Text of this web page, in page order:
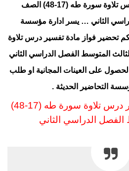
تحضير فواز مادة تفسير درس تلاوة سورة طه (17-48) الصف
الثاني … يسر ادارة مؤسسة
تحضير فواز مادة تفسير درس تلاوة
الصف الثالث المتوسط الفصل الدراسي الثاني
على العينات المجانية او طلب
التحاضير الحديثة .
تحضير فواز مادة تفسير درس تلاوة سورة طه (17-48)
الفصل الدراسي الثاني